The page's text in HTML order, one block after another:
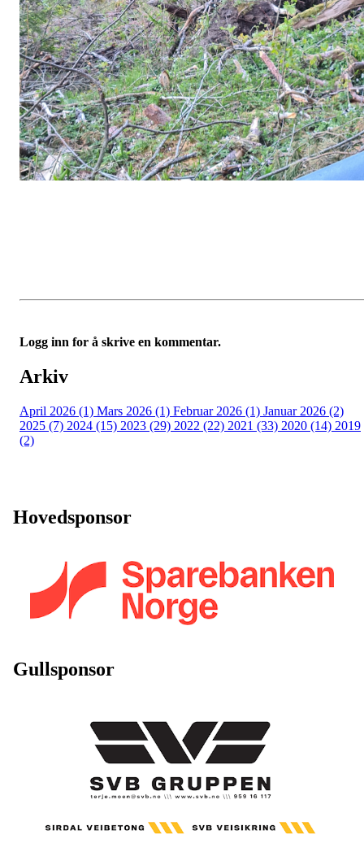
Logg inn for å skrive en kommentar.
Arkiv
April 2026 (1) Mars 2026 (1) Februar 2026 (1) Januar 2026 (2)
2025 (7) 2024 (15) 2023 (29) 2022 (22) 2021 (33) 2020 (14) 2019
(2)
Hovedsponsor
Gullsponsor